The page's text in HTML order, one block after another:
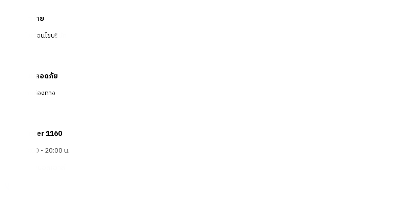
คืนสินค้าง่าย
คืนได้ตามเงื่อนไขบริษัท
ชำระเงินปลอดภัย
หลากหลายช่องทาง
Call Center 1160
ทุกวัน 08:00 - 20:00 น.